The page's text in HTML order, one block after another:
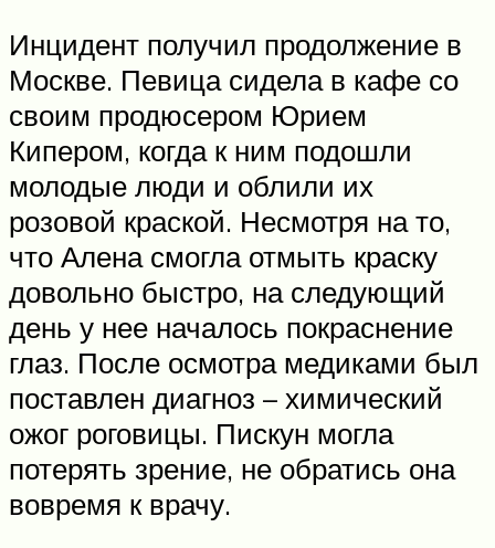
Инцидент получил продолжение в
Москве. Певица сидела в кафе со
своим продюсером Юрием
Кипером, когда к ним подошли
молодые люди и облили их
розовой краской. Несмотря на то,
что Алена смогла отмыть краску
довольно быстро, на следующий
день у нее началось покраснение
глаз. После осмотра медиками был
поставлен диагноз – химический
ожог роговицы. Пискун могла
потерять зрение, не обратись она
вовремя к врачу.